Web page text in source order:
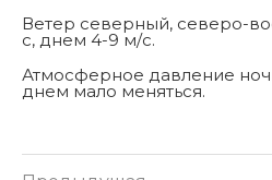
Ветер северный, северо-
с, днем 4-9 м/с.
Атмосферное давление
днем мало меняться.